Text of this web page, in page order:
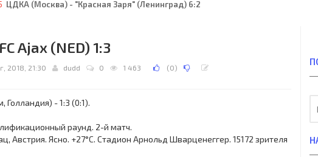
ЦДКА (Москва) - "Красная Заря" (Ленинград) 6:2
Ajax (NED) 1:3
2018, 21:30 dudd 0 1 463 (0)
- 1:3 (0:1).
раунд. 2-й матч.
Австрия. Ясно. +27°C. Стадион Арнольд Шварценеггер. 15172 зрителя